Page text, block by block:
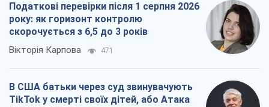
Податкові перевірки після 1 серпня 2026
року: як горизонт контролю
скорочується з 6,5 до 3 років
Вікторія Карпова 471
В США батьки через суд звинувачують
TikTok у смерті своїх дітей, або Атака